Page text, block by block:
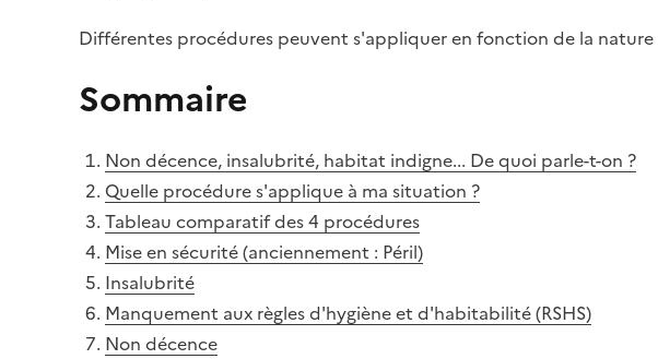
Différentes procédures peuvent s'appliquer en fonction de la
Sommaire
Non décence, insalubrité, habitat indigne... De quoi parle-t-on ?
Quelle procédure s'applique à ma situation ?
Tableau comparatif des 4 procédures
Mise en sécurité (anciennement : Péril)
Insalubrité
Manquement aux règles d'hygiène et d'habitabilité (RSHS)
Non décence